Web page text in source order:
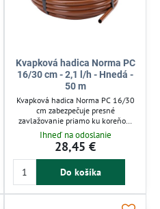
Kvapková hadica Norma PC
16/30 cm - 2,1 l/h - Hnedá -
50 m
Kvapková hadica Norma PC 16/30
cm zabezpečuje presné
zavlažovanie priamo ku koreňom
rastlín. Vďaka kompenzácii tlaku
rovnomerne rozdeľuje vodu, čím
znižuje jej spotrebu až o 70 %.
Ideálna pre záhrady, skleníky a živé
ploty. Minimalizuje rast buriny a
Ihneď na odoslanie
28,45 €
Do košíka